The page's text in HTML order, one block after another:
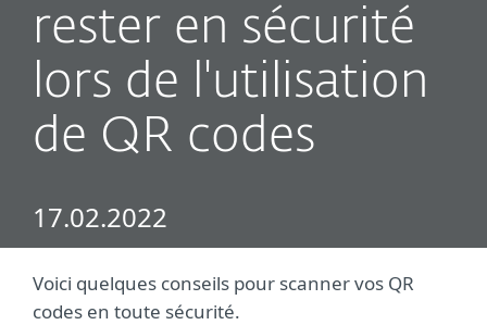
rester en sécurité
lors de l'utilisation
de QR codes
17.02.2022
Voici quelques conseils pour scanner vos QR
codes en toute sécurité.